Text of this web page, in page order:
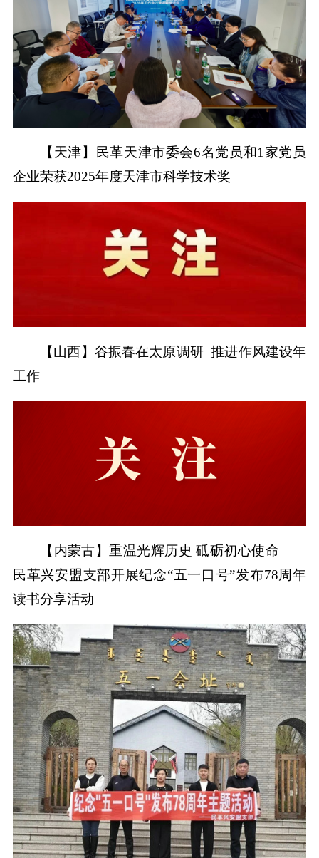
【天津】民革天津市委会6名党员和1家党员
企业荣获2025年度天津市科学技术奖
【山西】谷振春在太原调研 推进作风建设年
工作
【内蒙古】重温光辉历史 砥砺初心使命——
民革兴安盟支部开展纪念“五一口号”发布78周年
读书分享活动